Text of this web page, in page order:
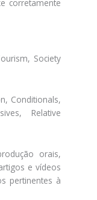
corretamente
Society
Conditionals,
Relative
orais,
e vídeos
pertinentes à